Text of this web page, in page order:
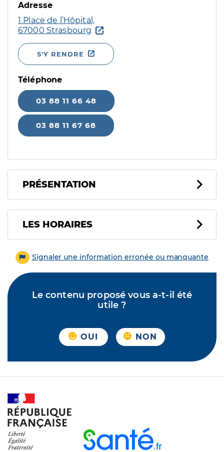
Adresse
1 Place de l’Hôpital,
67000 Strasbourg
S'Y RENDRE
Téléphone
03 88 11 66 48
03 88 11 67 68
PRÉSENTATION
LES HORAIRES
Signaler une information erronée ou manquante
Le contenu proposé vous a-t-il été
utile ?
OUI NON